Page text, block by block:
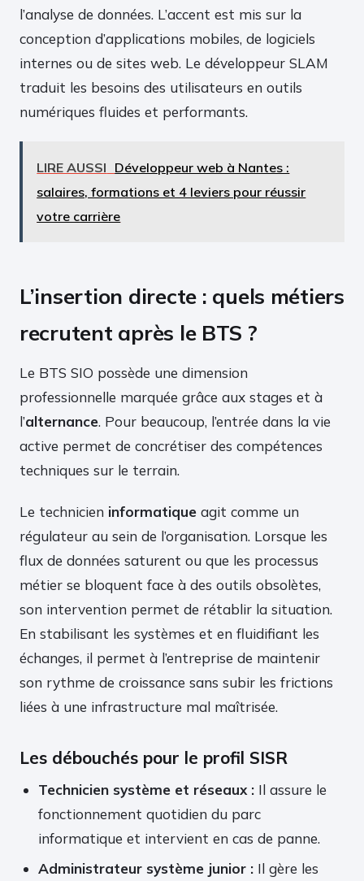
l’analyse de données. L’accent est mis sur la
conception d’applications mobiles, de logiciels
internes ou de sites web. Le développeur SLAM
traduit les besoins des utilisateurs en outils
numériques fluides et performants.
LIRE AUSSI Développeur web à Nantes :
salaires, formations et 4 leviers pour réussir
votre carrière
L’insertion directe : quels métiers
recrutent après le BTS ?
Le BTS SIO possède une dimension
professionnelle marquée grâce aux stages et à
l’alternance. Pour beaucoup, l’entrée dans la vie
active permet de concrétiser des compétences
techniques sur le terrain.
Le technicien informatique agit comme un
régulateur au sein de l’organisation. Lorsque les
flux de données saturent ou que les processus
métier se bloquent face à des outils obsolètes,
son intervention permet de rétablir la situation.
En stabilisant les systèmes et en fluidifiant les
échanges, il permet à l’entreprise de maintenir
son rythme de croissance sans subir les frictions
liées à une infrastructure mal maîtrisée.
Les débouchés pour le profil SISR
Technicien système et réseaux : Il assure le
fonctionnement quotidien du parc
informatique et intervient en cas de panne.
Administrateur système junior : Il gère les